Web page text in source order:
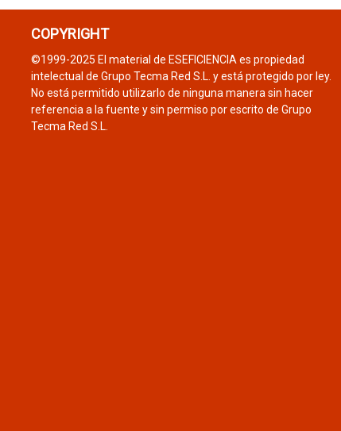
COPYRIGHT
©1999-2025 El material de ESEFICIENCIA es propiedad
intelectual de Grupo Tecma Red S.L. y está protegido por ley.
No está permitido utilizarlo de ninguna manera sin hacer
referencia a la fuente y sin permiso por escrito de Grupo
Tecma Red S.L.